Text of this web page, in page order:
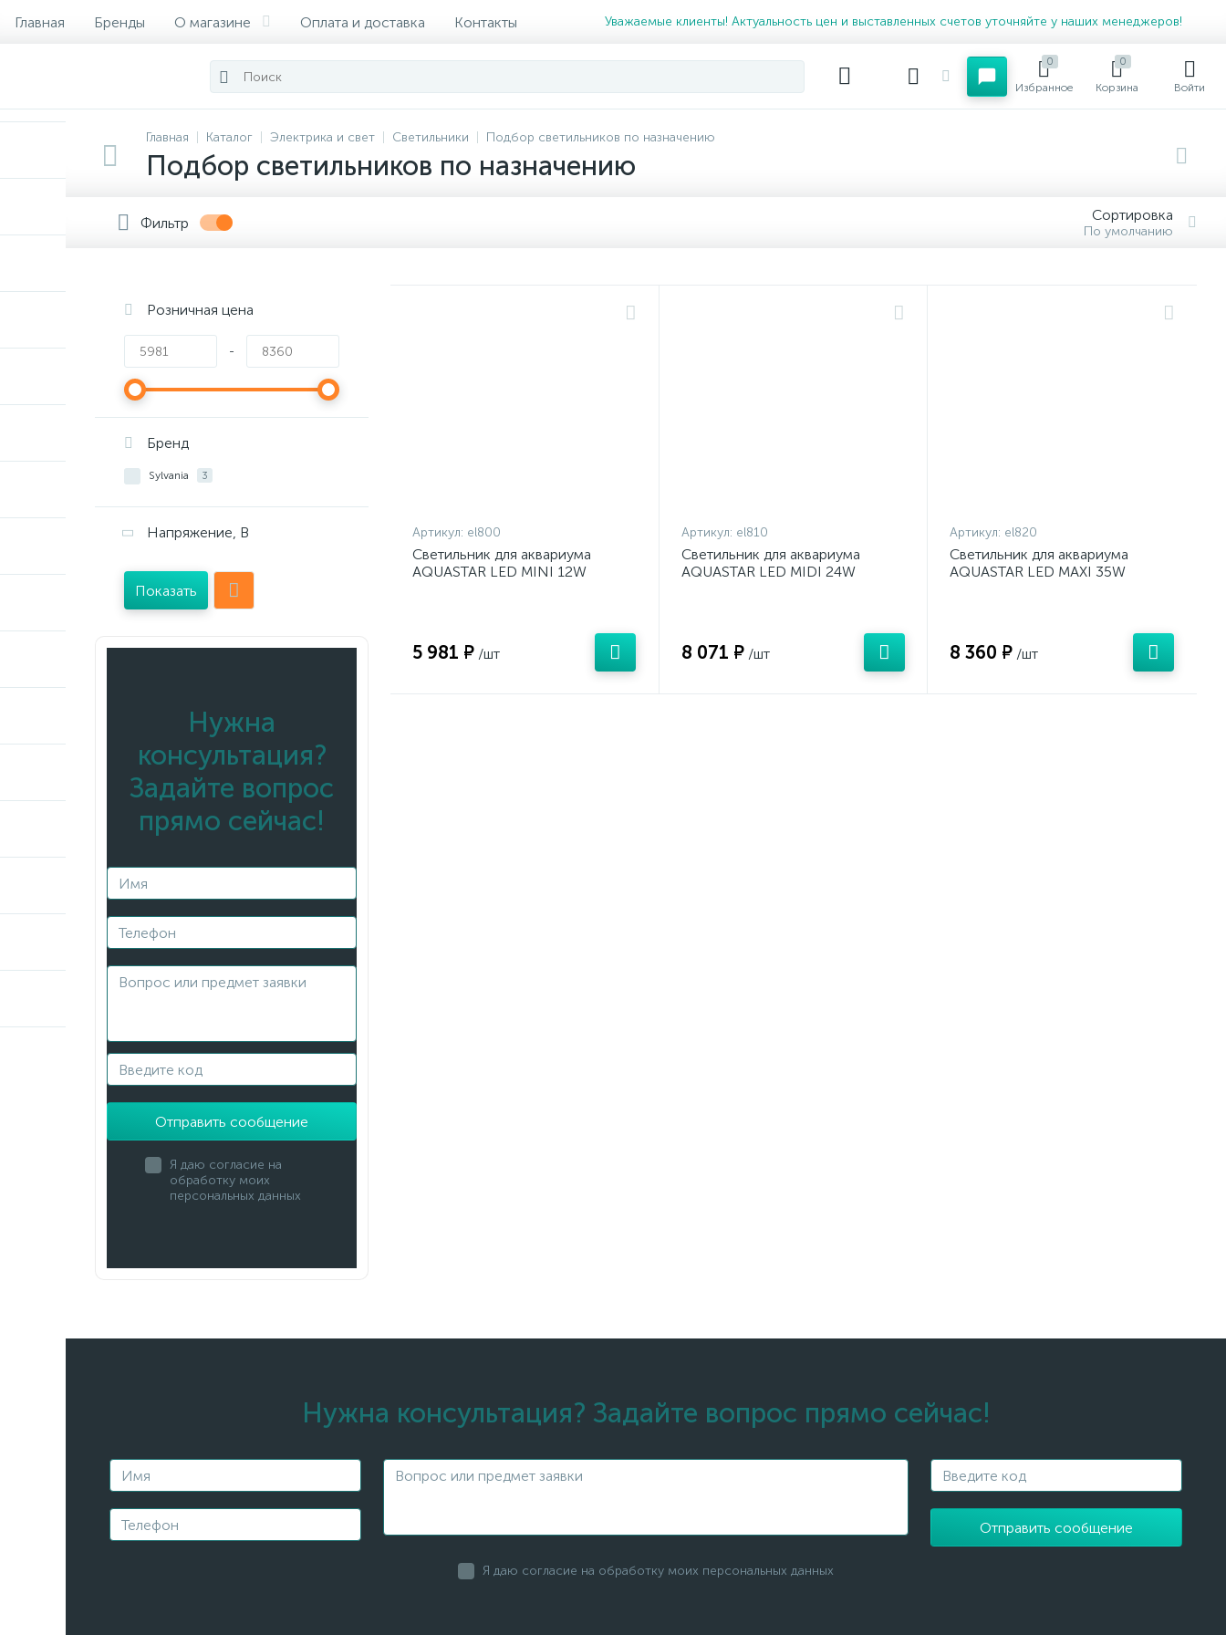
Главная Бренды О магазине Оплата и доставка Контакты Уважаемые клиенты! Актуальность цен и выставленных счетов уточняйте у наших менеджеров!
0
Избранное
0
Корзина Войти
Главная Каталог Электрика и свет Светильники Подбор светильников по назначению
Подбор светильников по назначению
Фильтр Сортировка
По умолчанию
Розничная цена
-
Бренд
Sylvania 3
Напряжение, В
Показать
Нужна
консультация?
Задайте вопрос
прямо сейчас!
Отправить сообщение
Я даю согласие на
обработку моих
персональных данных
Артикул: el800
Светильник для аквариума
AQUASTAR LED MINI 12W
5 981 ₽ /шт
Артикул: el810
Светильник для аквариума
AQUASTAR LED MIDI 24W
8 071 ₽ /шт
Артикул: el820
Светильник для аквариума
AQUASTAR LED MAXI 35W
8 360 ₽ /шт
Нужна консультация? Задайте вопрос прямо сейчас!
Отправить сообщение
Я даю согласие на обработку моих персональных данных